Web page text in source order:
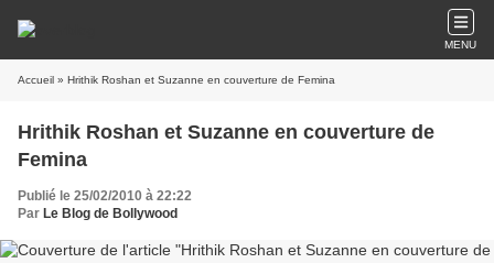
MENU
Accueil » Hrithik Roshan et Suzanne en couverture de Femina
Hrithik Roshan et Suzanne en couverture de
Femina
Publié le 25/02/2010 à 22:22
Par Le Blog de Bollywood